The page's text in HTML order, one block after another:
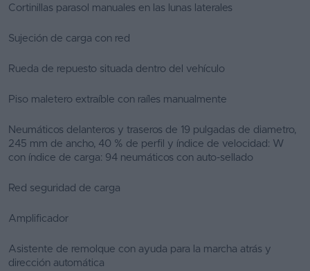
Cortinillas parasol manuales en las lunas laterales
Sujeción de carga con red
Rueda de repuesto situada dentro del vehículo
Piso maletero extraíble con raíles manualmente
Neumáticos delanteros y traseros de 19 pulgadas de diametro,
245 mm de ancho, 40 % de perfil y índice de velocidad: W
con índice de carga: 94 neumáticos con auto-sellado
Red seguridad de carga
Amplificador
Asistente de remolque con ayuda para la marcha atrás y
dirección automática